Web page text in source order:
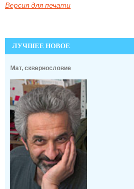
Версия для печати
ЛУЧШЕЕ НОВОЕ
Мат, сквернословие